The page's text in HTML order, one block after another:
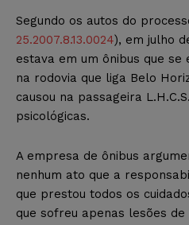
Segundo os autos do
25.2007.8.13.0024), em julho
estava em um ônibus que se
na rodovia que liga Belo
causou na passageira
psicológicas.
A empresa de ônibus
nenhum ato que a
que prestou todos os
que sofreu apenas lesões